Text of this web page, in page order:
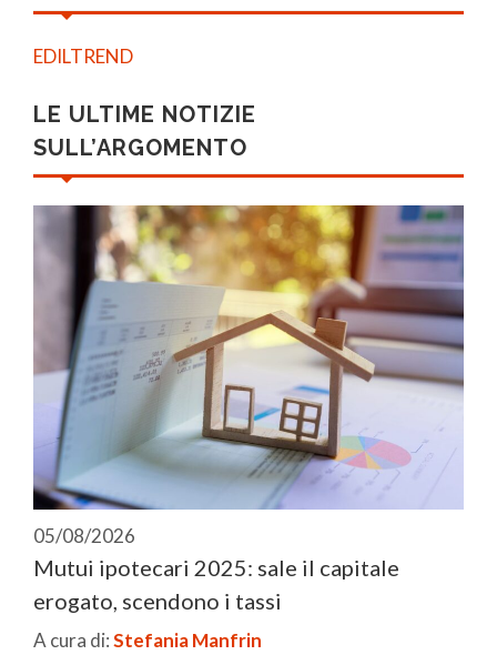
EDILTREND
LE ULTIME NOTIZIE
SULL’ARGOMENTO
05/08/2026
Mutui ipotecari 2025: sale il capitale
erogato, scendono i tassi
A cura di:Stefania Manfrin